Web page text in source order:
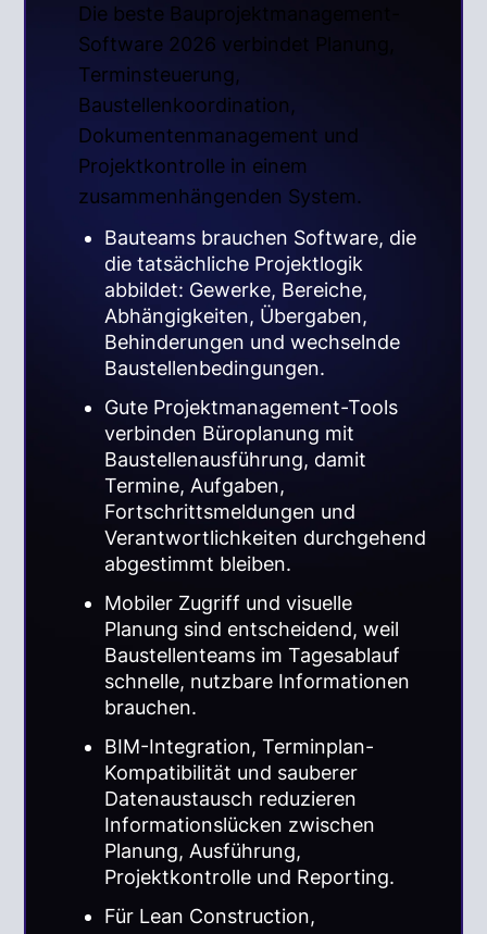
Die beste Bauprojektmanagement-
Software 2026 verbindet Planung,
Terminsteuerung,
Baustellenkoordination,
Dokumentenmanagement und
Projektkontrolle in einem
zusammenhängenden System.
Bauteams brauchen Software, die
die tatsächliche Projektlogik
abbildet: Gewerke, Bereiche,
Abhängigkeiten, Übergaben,
Behinderungen und wechselnde
Baustellenbedingungen.
Gute Projektmanagement-Tools
verbinden Büroplanung mit
Baustellenausführung, damit
Termine, Aufgaben,
Fortschrittsmeldungen und
Verantwortlichkeiten durchgehend
abgestimmt bleiben.
Mobiler Zugriff und visuelle
Planung sind entscheidend, weil
Baustellenteams im Tagesablauf
schnelle, nutzbare Informationen
brauchen.
BIM-Integration, Terminplan-
Kompatibilität und sauberer
Datenaustausch reduzieren
Informationslücken zwischen
Planung, Ausführung,
Projektkontrolle und Reporting.
Für Lean Construction,